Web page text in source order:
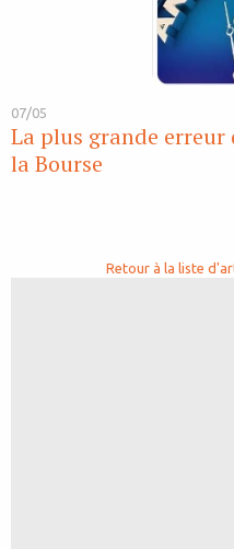
07/05
La plus grande erreur
la Bourse
Retour à la liste